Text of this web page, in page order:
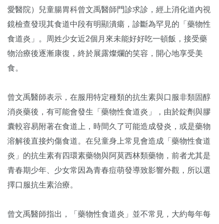
愛醫院）兒童腸胃科曾文禹醫師門診求診，經上消化道內視
鏡檢查發現其食道中段有明顯潰瘍，診斷為罕見的「藥物性
食道炎」。周姓少女近2個月來未能好好吃一頓飯，接受藥
物治療後逐漸康復，終於展露燦爛的笑容，開心地享受美
食。
曾文禹醫師表示，在服用特定種類的抗生素與口服非類固醇
消炎藥後，有可能會發生「藥物性食道炎」，由於錠劑與膠
囊較容易附著在食道上，時間久了可能造成發炎，或是藥物
溶解後直接灼傷食道。在兒童身上常見會造成「藥物性食道
炎」的抗生素有四環素藥物與阿莫西林類藥物，前者尤其是
青春期少年、少女常因為青春痘萌發導致影響外觀，所以選
擇口服抗生素治療。
曾文禹醫師指出，「藥物性食道炎」並不常見，大約每年每